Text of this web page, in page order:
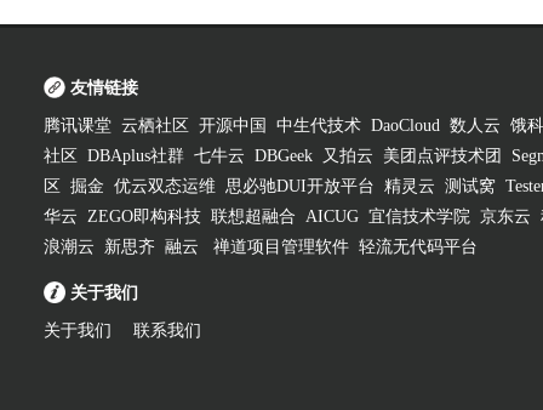
友情链接
腾讯课堂 云栖社区 开源中国 中生代技术 DaoCloud 数人云 饿
社区
DBAplus社群 七牛云 DBGeek 又拍云 美团点评技术团
区
掘金 优云双态运维 思必驰DUI开放平台 精灵云 测试窝
华云 ZEGO即构科技 联想超融合 AICUG 宜信技术学院 京东云
浪潮云
新思齐 融云 禅道项目管理软件 轻流无代码平台
关于我们
关于我们 联系我们